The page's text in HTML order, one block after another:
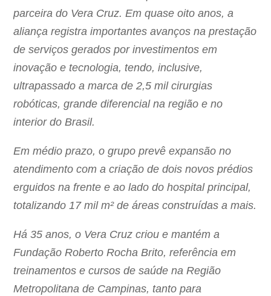
parceira do Vera Cruz. Em quase oito anos, a
aliança registra importantes avanços na prestação
de serviços gerados por investimentos em
inovação e tecnologia, tendo, inclusive,
ultrapassado a marca de 2,5 mil cirurgias
robóticas, grande diferencial na região e no
interior do Brasil.
Em médio prazo, o grupo prevê expansão no
atendimento com a criação de dois novos prédios
erguidos na frente e ao lado do hospital principal,
totalizando 17 mil m² de áreas construídas a mais.
Há 35 anos, o Vera Cruz criou e mantém a
Fundação Roberto Rocha Brito, referência em
treinamentos e cursos de saúde na Região
Metropolitana de Campinas, tanto para